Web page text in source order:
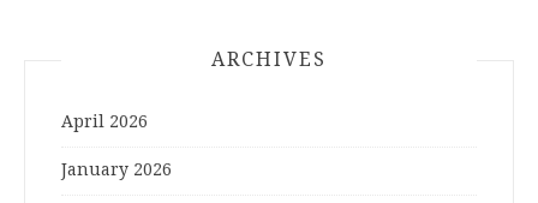
ARCHIVES
April 2026
January 2026